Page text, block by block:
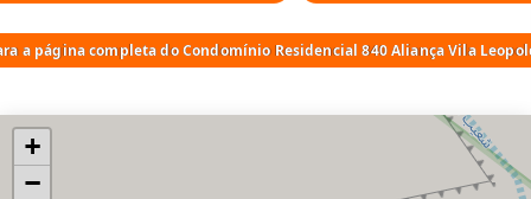
a página completa do Condomínio Residencial 840 Aliança Vila
+
−